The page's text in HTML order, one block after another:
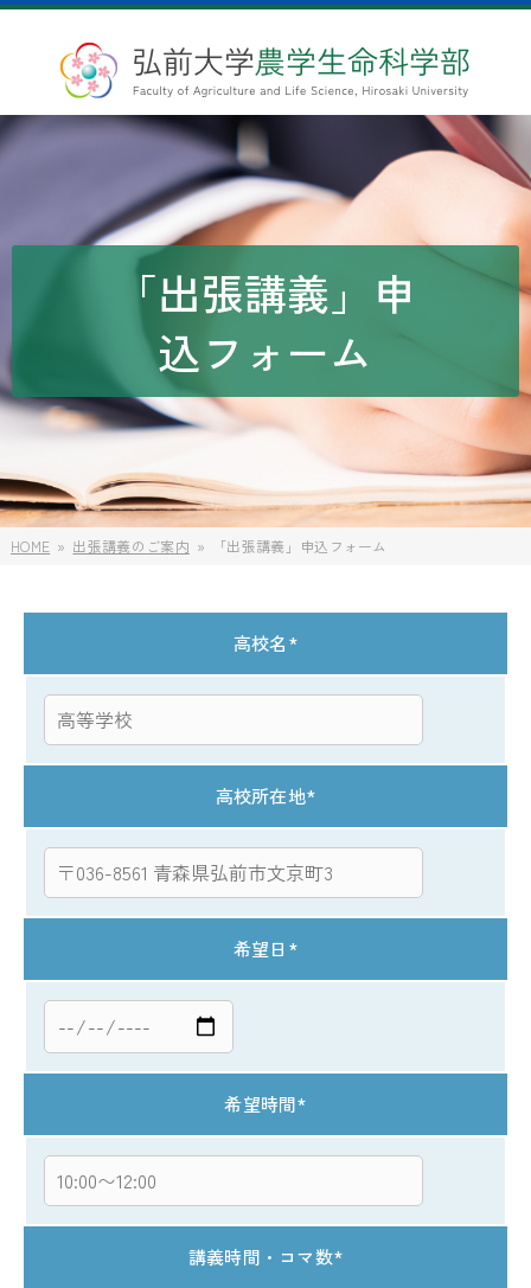
「出張講義」申
込フォーム
HOME 出張講義のご案内 「出張講義」申込フォーム
高校名*
高校所在地*
希望日 *
希望時間*
講義時間・コマ数*